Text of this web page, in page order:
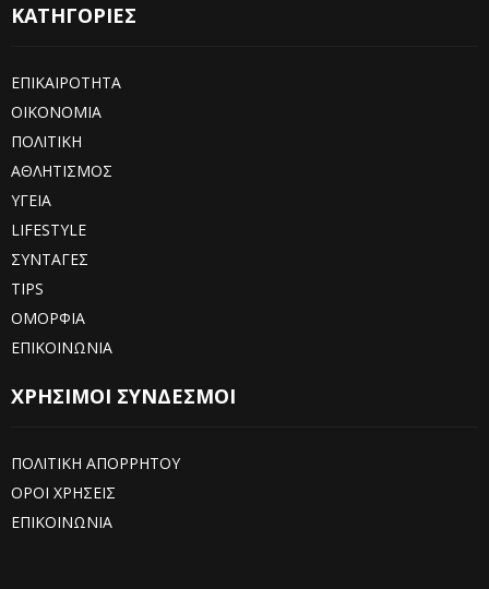
ΚΑΤΗΓΟΡΙΕΣ
ΕΠΙΚΑΙΡΟΤΗΤΑ
ΟΙΚΟΝΟΜΙΑ
ΠΟΛΙΤΙΚΗ
ΑΘΛΗΤΙΣΜΟΣ
ΥΓΕΙΑ
LIFESTYLE
ΣΥΝΤΑΓΕΣ
TIPS
ΟΜΟΡΦΙΑ
ΕΠΙΚΟΙΝΩΝΙΑ
ΧΡΗΣΙΜΟΙ ΣΥΝΔΕΣΜΟΙ
ΠΟΛΙΤΙΚΗ ΑΠΟΡΡΗΤΟΥ
ΟΡΟΙ ΧΡΗΣΕΙΣ
ΕΠΙΚΟΙΝΩΝΙΑ